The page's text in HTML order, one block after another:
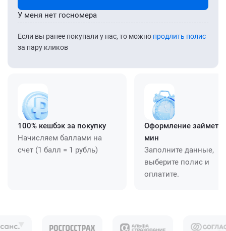
Если вы ранее покупали у нас, то можно продлить полис
за пару кликов
У меня нет госномера
100% кешбэк за покупку
Начисляем баллами на
счет (1 балл = 1 рубль)
Оформление займет
мин
Заполните данные,
выберите полис и
оплатите.